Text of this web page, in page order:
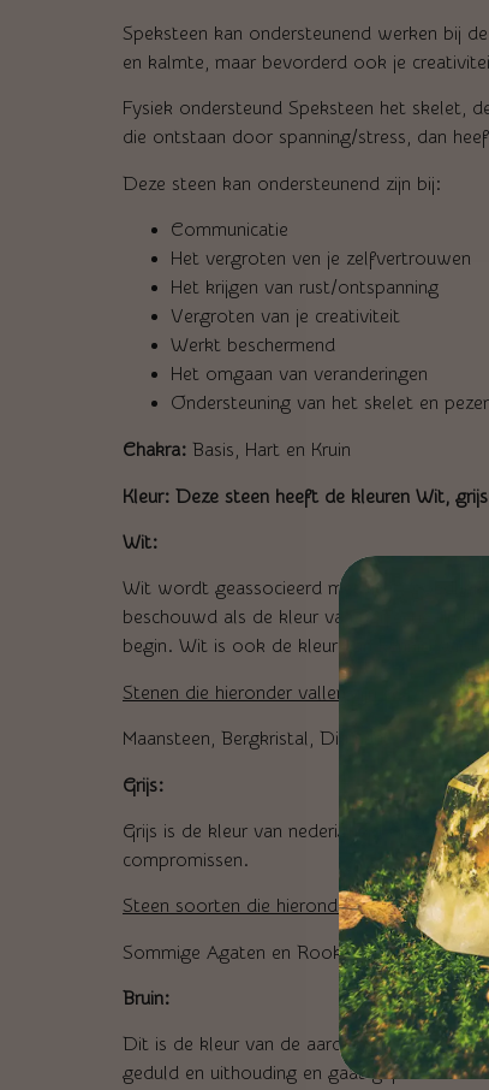
Speksteen kan ondersteunend werken bij
en kalmte, maar bevorderd ook je
Fysiek ondersteund Speksteen het skelet,
die ontstaan door spanning/stress, dan
Deze steen kan ondersteunend zijn bij:
Communicatie
Het vergroten ven je zelfvertrouwen
Het krijgen van rust/ontspanning
Vergroten van je creativiteit
Werkt beschermend
Het omgaan van veranderingen
Ondersteuning van het skelet en
Chakra: Basis, Hart en Kruin
Kleur: Deze steen heeft de kleuren Wit,
Wit:
Wit wordt geassocieerd met licht,
beschouwd als de kleur van perfectie. In
begin. Wit is ook de kleur van kennis,
Stenen die hieronder vallen zijn o.a. :
Maansteen, Bergkristal, Diamant.
Grijs:
Grijs is de kleur van nederigheid en zorgt
compromissen.
Steen soorten die hieronder vallen zijn o.a.:
Sommige Agaten en Rookkwarts
Bruin:
Dit is de kleur van de aarde en van
geduld en uithouding en gaat gepaard met